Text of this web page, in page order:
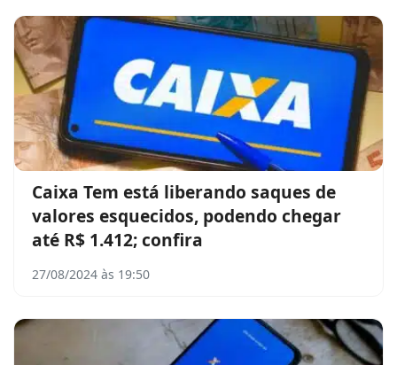
Caixa Tem está liberando saques de
valores esquecidos, podendo chegar
até R$ 1.412; confira
27/08/2024 às 19:50